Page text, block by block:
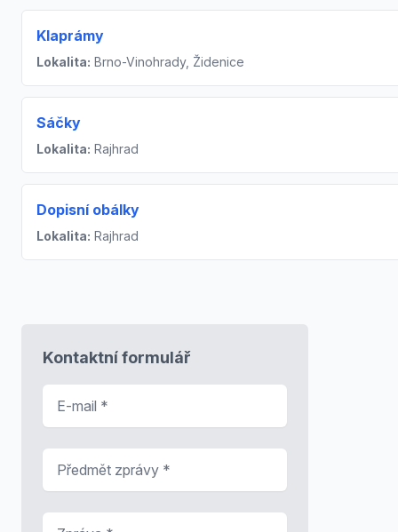
Klaprámy
Lokalita: Brno-Vinohrady, Židenice
Sáčky
Lokalita: Rajhrad
Dopisní obálky
Lokalita: Rajhrad
Kontaktní formulář